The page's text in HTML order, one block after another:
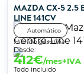
MAZDA CX-5 2.5
LINE 141CV
Automático
Híbrido gasolina
Desde:
412€/mes+IVA
Todo incluido